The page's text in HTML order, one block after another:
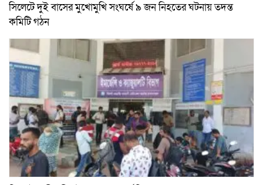
সিলেটে দুই বাসের মুখোমুখি সংঘর্ষে ৯ জন নিহতের ঘটনায় তদন্ত
কমিটি গঠন